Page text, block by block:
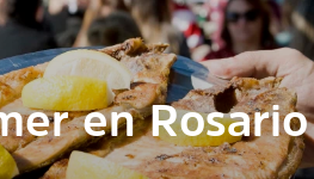
en Rosario